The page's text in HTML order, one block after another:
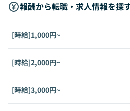
報酬から転職・求人情報を探
[時給]1,000円~
[時給]2,000円~
[時給]3,000円~